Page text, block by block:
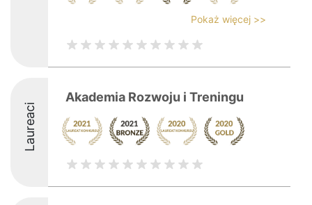
Pokaż więcej >>
Laureaci
Akademia Rozwoju i Treningu